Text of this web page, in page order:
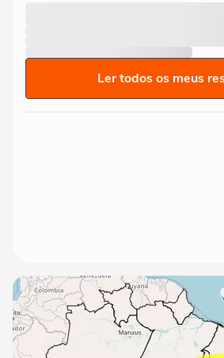
Ler todos os meus